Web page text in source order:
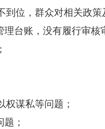
位，群众对相关政策
台账，没有履行审核
谋私等问题；
；